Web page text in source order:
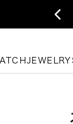

JEWELRY